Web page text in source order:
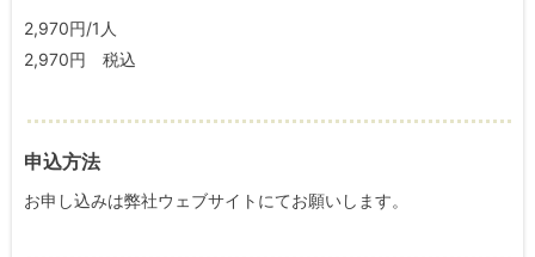
2,970円/1人
2,970円 税込
申込方法
お申し込みは弊社ウェブサイトにてお願いします。